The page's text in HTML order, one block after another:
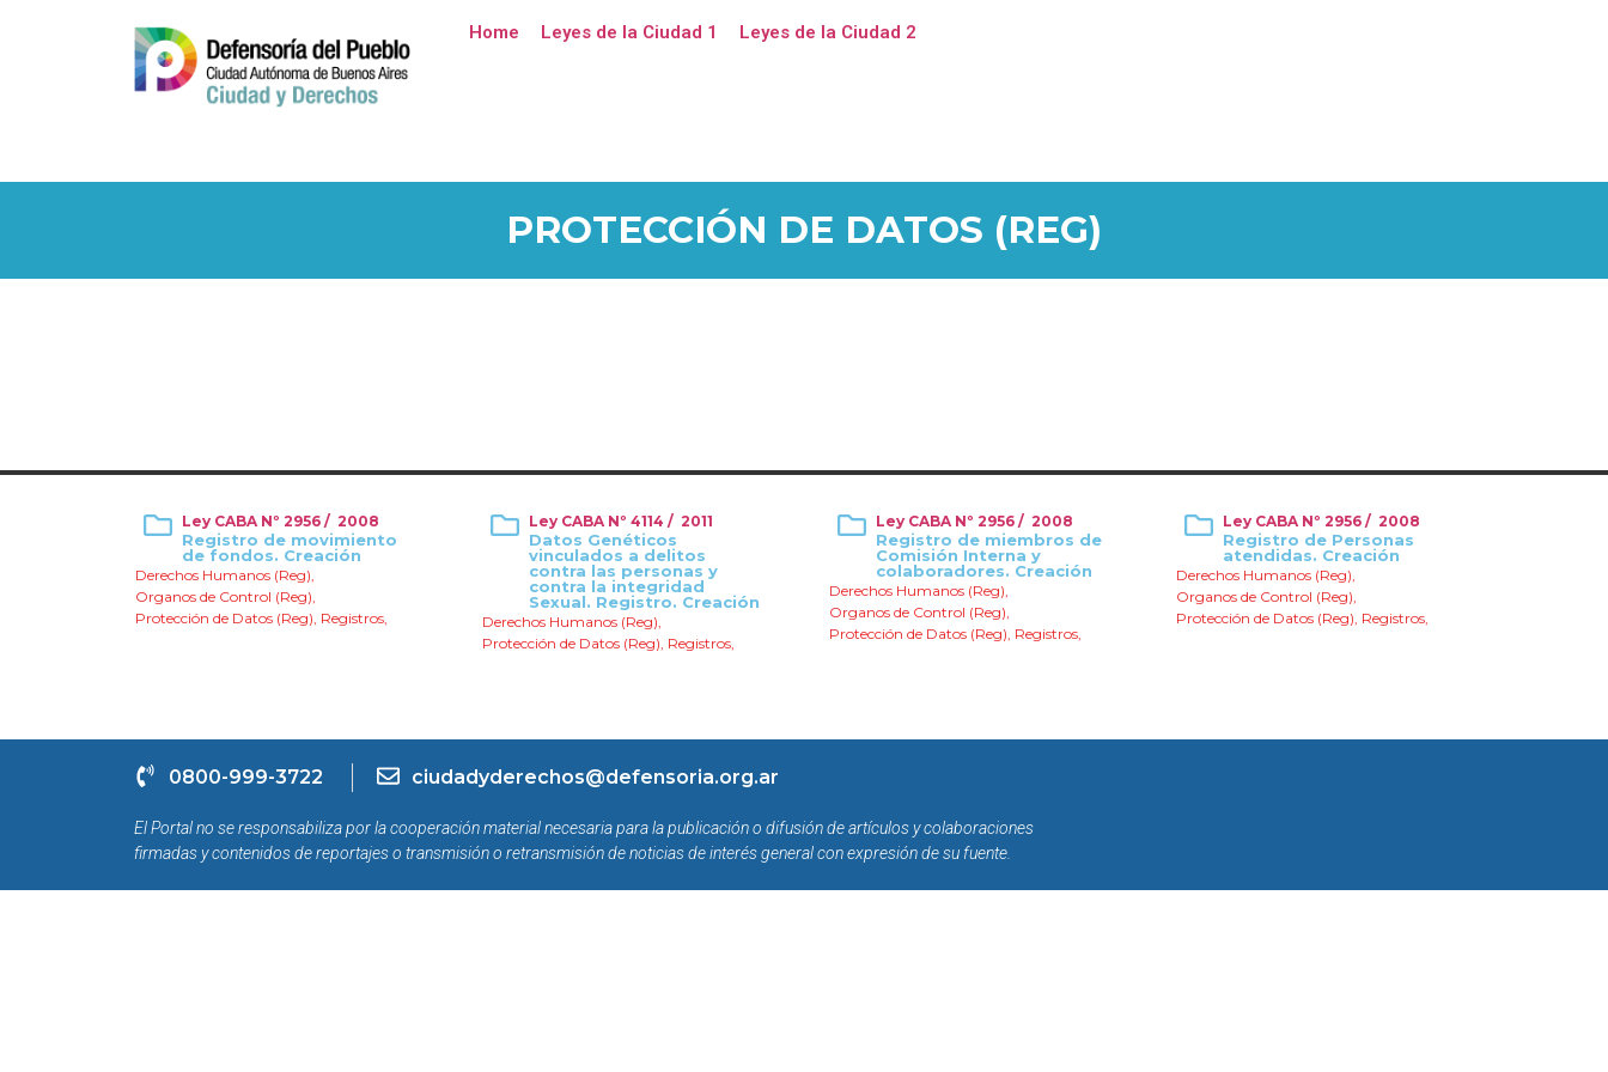
Home Leyes de la Ciudad 1 Leyes de la Ciudad 2
PROTECCIÓN DE DATOS (REG)
Ley CABA Nº 2956 / 2008
Registro de movimiento
de fondos. Creación
Derechos Humanos (Reg),
Organos de Control (Reg),
Protección de Datos (Reg), Registros,
Ley CABA Nº 4114 / 2011
Datos Genéticos
vinculados a delitos
contra las personas y
contra la integridad
Sexual. Registro. Creación
Derechos Humanos (Reg),
Protección de Datos (Reg), Registros,
Ley CABA Nº 2956 / 2008
Registro de miembros de
Comisión Interna y
colaboradores. Creación
Derechos Humanos (Reg),
Organos de Control (Reg),
Protección de Datos (Reg), Registros,
Ley CABA Nº 2956 / 2008
Registro de Personas
atendidas. Creación
Derechos Humanos (Reg),
Organos de Control (Reg),
Protección de Datos (Reg), Registros,
0800-999-3722 ciudadyderechos@defensoria.org.ar
El Portal no se responsabiliza por la cooperación material necesaria para la publicación o difusión de artículos y colaboraciones
firmadas y contenidos de reportajes o transmisión o retransmisión de noticias de interés general con expresión de su fuente.